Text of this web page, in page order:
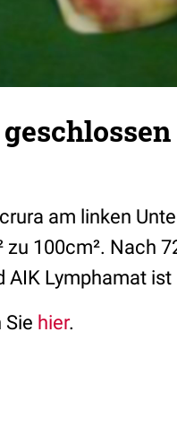
am linken
100cm². Nach
Lymphamat ist
Sie hier.